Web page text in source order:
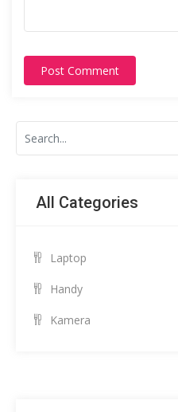
Post Comment
All Categories
Laptop
Handy
Kamera